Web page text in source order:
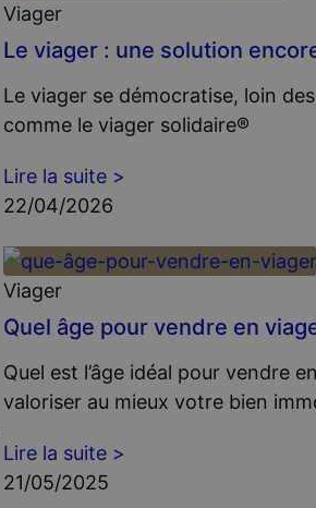
Viager
Le viager : une solution
Le viager se démocratise, loin
comme le viager solidaire®
Lire la suite >
22/04/2026
Viager
Quel âge pour vendre en
Quel est l’âge idéal pour vendre
valoriser au mieux votre bien
Lire la suite >
21/05/2025